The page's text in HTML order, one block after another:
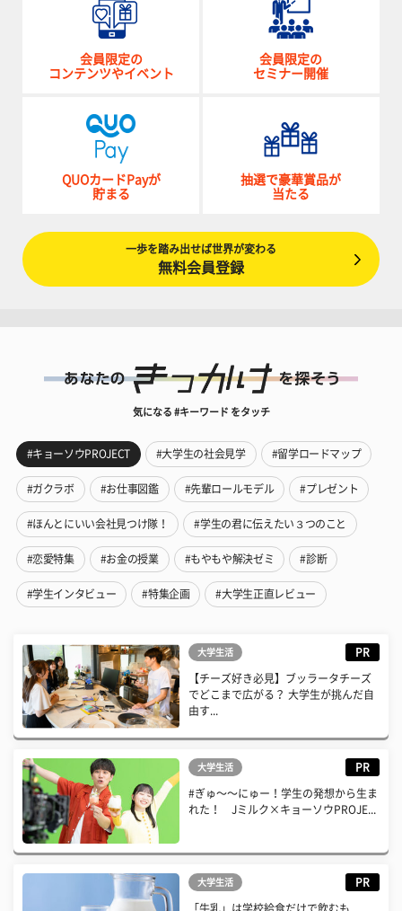
会員限定の
コンテンツやイベント
会員限定の
セミナー開催
QUOカードPayが
貯まる
抽選で豪華賞品が
当たる
一歩を踏み出せば世界が変わる
無料会員登録
気になる #キーワード をタッチ
#キョーソウPROJECT #大学生の社会見学 #留学ロードマップ
#ガクラボ #お仕事図鑑 #先輩ロールモデル #プレゼント
#ほんとにいい会社見つけ隊！ #学生の君に伝えたい３つのこと
#恋愛特集 #お金の授業 #もやもや解決ゼミ #診断
#学生インタビュー #特集企画 #大学生正直レビュー
大学生活 PR
【チーズ好き必見】ブッラータチーズ
でどこまで広がる？ 大学生が挑んだ自
由す...
大学生活 PR
#ぎゅ〜〜にゅー！学生の発想から生ま
れた！ Jミルク×キョーソウPROJE...
大学生活 PR
「牛乳」は学校給食だけで飲むも